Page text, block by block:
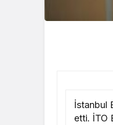
İstanbul
etti. İTO